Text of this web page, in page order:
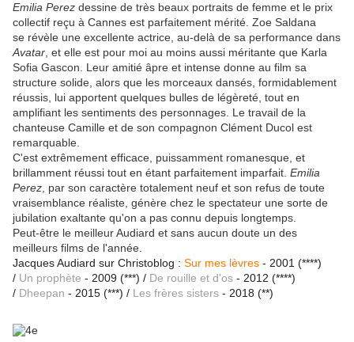
Emilia Perez dessine de très beaux portraits de femme et le prix
collectif reçu à Cannes est parfaitement mérité. Zoe Saldana
se révèle une excellente actrice, au-delà de sa performance dans
Avatar , et elle est pour moi au moins aussi méritante que Karla
Sofia Gascon. Leur amitié âpre et intense donne au film sa
structure solide, alors que les morceaux dansés, formidablement
réussis, lui apportent quelques bulles de légèreté, tout en
amplifiant les sentiments des personnages. Le travail de la
chanteuse Camille et de son compagnon Clément Ducol est
remarquable.
C'est extrêmement efficace, puissamment romanesque, et
brillamment réussi tout en étant parfaitement imparfait. Emilia
Perez , par son caractère totalement neuf et son refus de toute
vraisemblance réaliste, génère chez le spectateur une sorte de
jubilation exaltante qu'on a pas connu depuis longtemps.
Peut-être le meilleur Audiard et sans aucun doute un des
meilleurs films de l'année.
Jacques Audiard sur Christoblog : Sur mes lèvres - 2001 (****)
/ Un prophète - 2009 (***) / De rouille et d'os - 2012 (****)
/ Dheepan - 2015 (***) / Les frères sisters - 2018 (**)